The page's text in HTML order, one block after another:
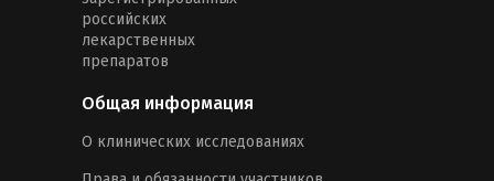
российских
лекарственных
препаратов
Общая информация
О клинических исследованиях